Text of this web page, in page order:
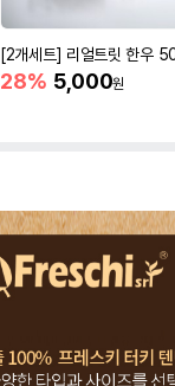
[2개세트] 리얼트릿 한우
28% 5,000원